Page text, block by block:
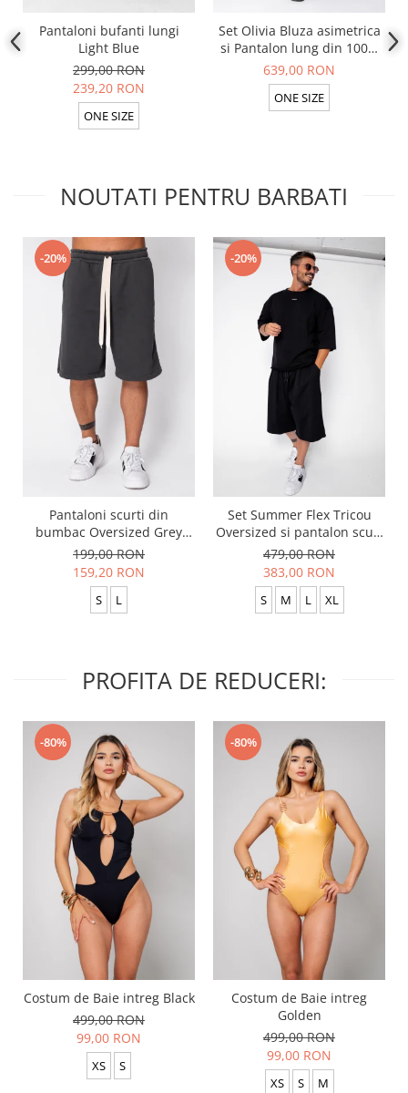
Pantaloni bufanti lungi
Light Blue
299,00 RON
239,20 RON
ONE SIZE
Set Olivia Bluza asimetrica
si Pantalon lung din 100%
in Light Olive
639,00 RON
ONE SIZE
NOUTATI PENTRU BARBATI
-20%
Pantaloni scurti din
bumbac Oversized Grey
Anthracite
199,00 RON
159,20 RON
S L
-20%
Set Summer Flex Tricou
Oversized si pantalon scurt
Baggy Black
479,00 RON
383,00 RON
S M L XL
PROFITA DE REDUCERI:
-80%
Costum de Baie intreg Black
499,00 RON
99,00 RON
XS S
-80%
Costum de Baie intreg
Golden
499,00 RON
99,00 RON
XS S M